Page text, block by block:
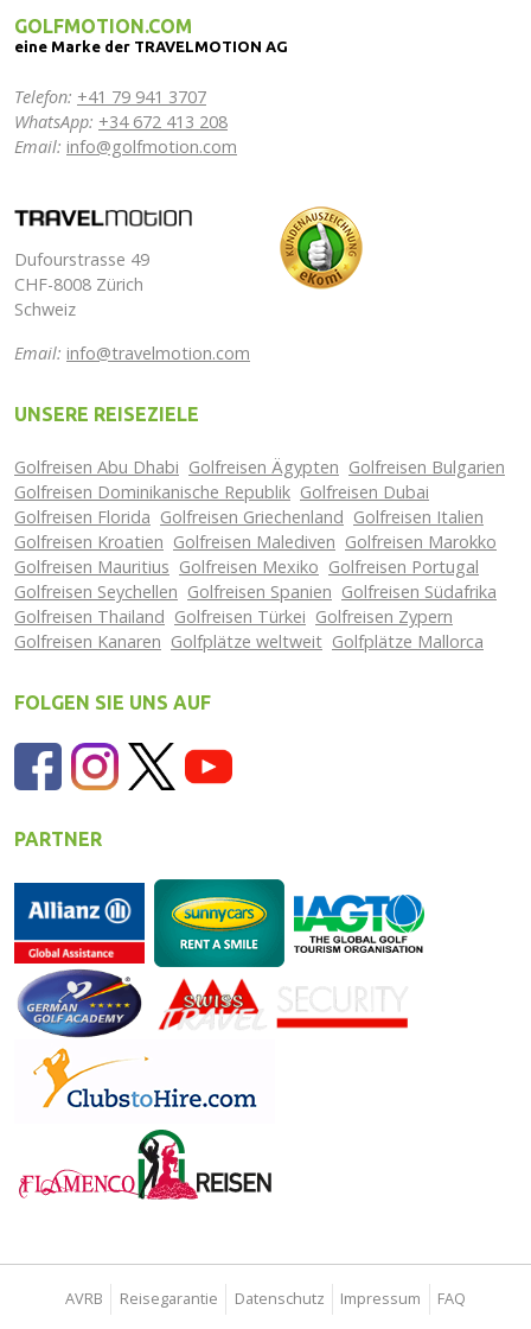
GOLFMOTION.COM
eine Marke der TRAVELMOTION AG
Telefon: +41 79 941 3707
WhatsApp: +34 672 413 208
Email: info@golfmotion.com
Dufourstrasse 49
CHF-8008 Zürich
Schweiz
Email: info@travelmotion.com
UNSERE REISEZIELE
Golfreisen Abu Dhabi Golfreisen Ägypten Golfreisen Bulgarien
Golfreisen Dominikanische Republik Golfreisen Dubai
Golfreisen Florida Golfreisen Griechenland Golfreisen Italien
Golfreisen Kroatien Golfreisen Malediven Golfreisen Marokko
Golfreisen Mauritius Golfreisen Mexiko Golfreisen Portugal
Golfreisen Seychellen Golfreisen Spanien Golfreisen Südafrika
Golfreisen Thailand Golfreisen Türkei Golfreisen Zypern
Golfreisen Kanaren Golfplätze weltweit Golfplätze Mallorca
FOLGEN SIE UNS AUF
PARTNER
AVRB Reisegarantie Datenschutz Impressum FAQ